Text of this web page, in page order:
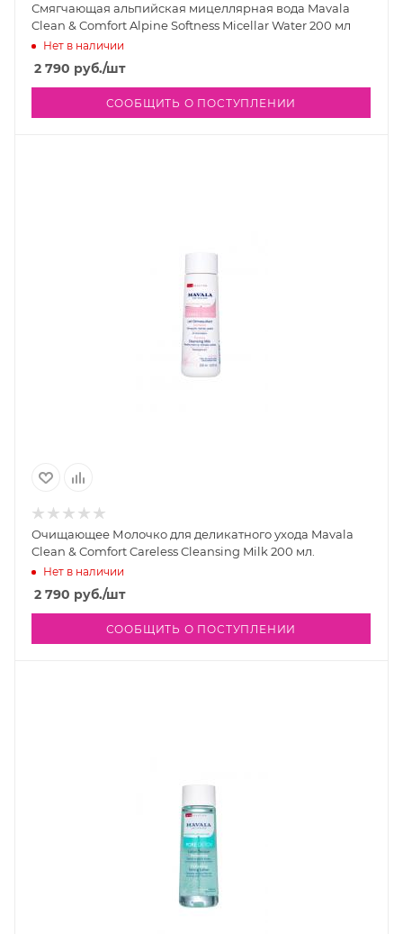
Смягчающая альпийская мицеллярная вода Mavala
Clean & Comfort Alpine Softness Micellar Water 200 мл
Нет в наличии
2 790 руб./шт
СООБЩИТЬ О ПОСТУПЛЕНИИ
Очищающее Молочко для деликатного ухода Mavala
Clean & Comfort Careless Cleansing Milk 200 мл.
Нет в наличии
2 790 руб./шт
СООБЩИТЬ О ПОСТУПЛЕНИИ